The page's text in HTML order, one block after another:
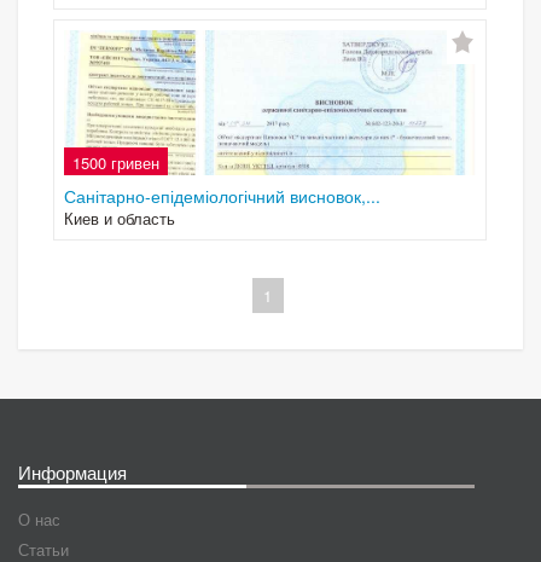
1500 гривен
Санітарно-епідеміологічний висновок,...
Киев и область
1
Информация
О нас
Статьи